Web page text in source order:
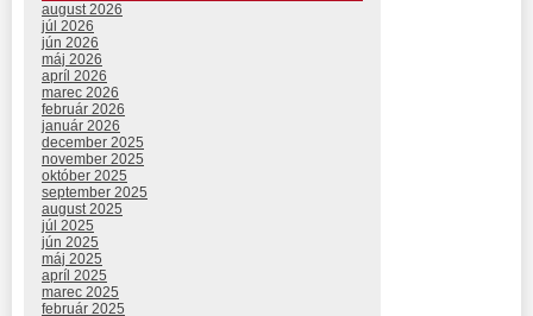
august 2026
júl 2026
jún 2026
máj 2026
apríl 2026
marec 2026
február 2026
január 2026
december 2025
november 2025
október 2025
september 2025
august 2025
júl 2025
jún 2025
máj 2025
apríl 2025
marec 2025
február 2025